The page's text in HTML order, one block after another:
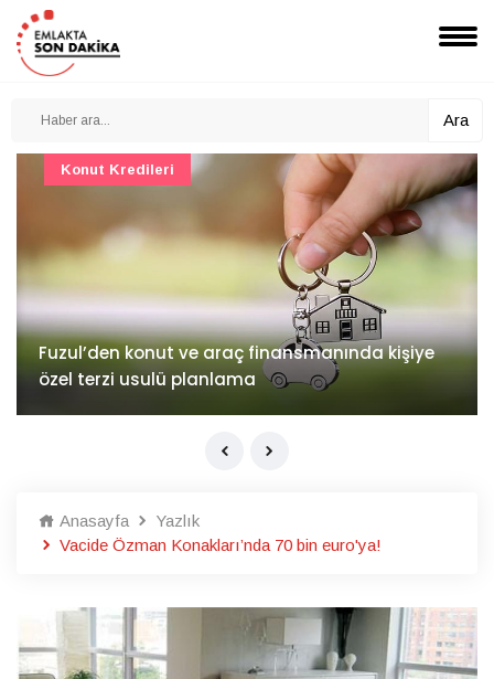
Ara
İv Kandilli'de yaşam yakında başlıyor
Konut Projeleri
Anasayfa
Yazlık
Vacide Özman Konakları’nda 70 bin euro'ya!